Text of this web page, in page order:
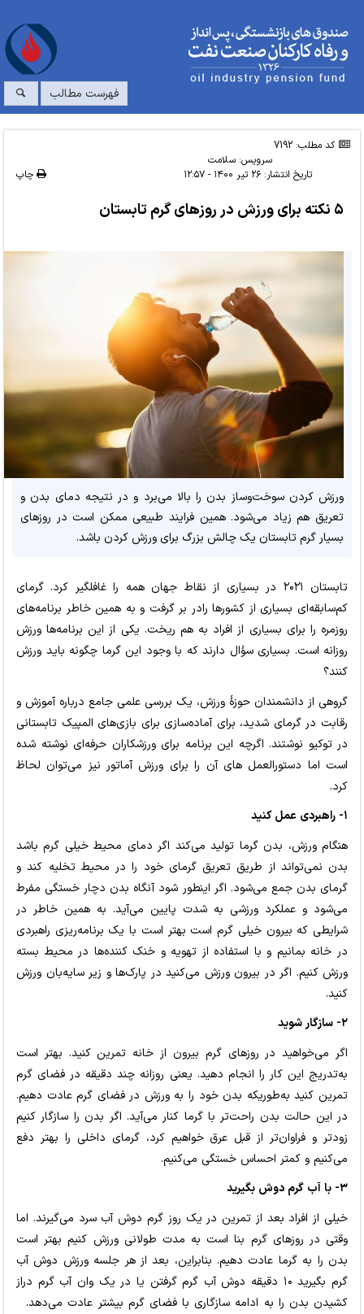
فهرست مطالب
کد مطلب: 7192
سرویس:سلامت
تاریخ انتشار: ۲۶ تیر ۱۴۰۰ - ۱۲:۵۷ چاپ
۵ نکته برای ورزش در روزهای گرم تابستان
ورزش کردن سوخت‌وساز بدن را بالا می‌برد و در نتیجه دمای بدن و
تعریق هم زیاد می‌شود. همین فرایند طبیعی ممکن است در روزهای
بسیار گرم تابستان یک چالش بزرگ برای ورزش کردن باشد.
تابستان ۲۰۲۱ در بسیاری از نقاط جهان همه را غافلگیر کرد. گرمای
کم‌سابقه‌ای بسیاری از کشورها رادر بر گرفت و به همین خاطر برنامه‌های
روزمره را برای بسیاری از افراد به هم ریخت. یکی از این برنامه‌ها ورزش
روزانه است. بسیاری سؤال دارند که با وجود این گرما چگونه باید ورزش
کنند؟
گروهی از دانشمندان حوزۀ ورزش، یک بررسی علمی جامع درباره آموزش و
رقابت در گرمای شدید، برای آماده‌سازی برای بازی‌های المپیک تابستانی
در توکیو نوشتند. اگرچه این برنامه برای ورزشکاران حرفه‌ای نوشته شده
است اما دستورالعمل های آن را برای ورزش آماتور نیز می‌توان لحاظ
کرد.
۱- راهبردی عمل کنید
هنگام ورزش، بدن گرما تولید می‌کند اگر دمای محیط خیلی گرم باشد
بدن نمی‌تواند از طریق تعریق گرمای خود را در محیط تخلیه کند و
گرمای بدن جمع می‌شود. اگر اینطور شود آنگاه بدن دچار خستگی مفرط
می‌شود و عملکرد ورزشی به شدت پایین می‌آید. به همین خاطر در
شرایطی که بیرون خیلی گرم است بهتر است با یک برنامه‌ریزی راهبردی
در خانه بمانیم و با استفاده از تهویه و خنک کننده‌ها در محیط بسته
ورزش کنیم. اگر در بیرون ورزش می‌کنید در پارک‌ها و زیر سایه‌بان ورزش
کنید.
۲- سازگار شوید
اگر می‌خواهید در روزهای گرم بیرون از خانه تمرین کنید. بهتر است
به‌تدریج این کار را انجام دهید. یعنی روزانه چند دقیقه در فضای گرم
تمرین کنید به‌طوریکه بدن خود را به ورزش در فضای گرم عادت دهیم.
در این حالت بدن راحت‌تر با گرما کنار می‌آید. اگر بدن را سازگار کنیم
زودتر و فراوان‌تر از قبل عرق خواهیم کرد، گرمای داخلی را بهتر دفع
می‌کنیم و کمتر احساس خستگی می‌کنیم.
۳- با آب گرم دوش بگیرید
خیلی از افراد بعد از تمرین در یک روز گرم دوش آب سرد می‌گیرند. اما
وقتی در روزهای گرم بنا است به مدت طولانی ورزش کنیم بهتر است
بدن را به گرما عادت دهیم. بنابراین، بعد از هر جلسه ورزش دوش آب
گرم بگیرید ۱۰ دقیقه دوش آب گرم گرفتن یا در یک وان آب گرم دراز
کشیدن بدن را به ادامه سازگاری با فضای گرم بیشتر عادت می‌دهد.